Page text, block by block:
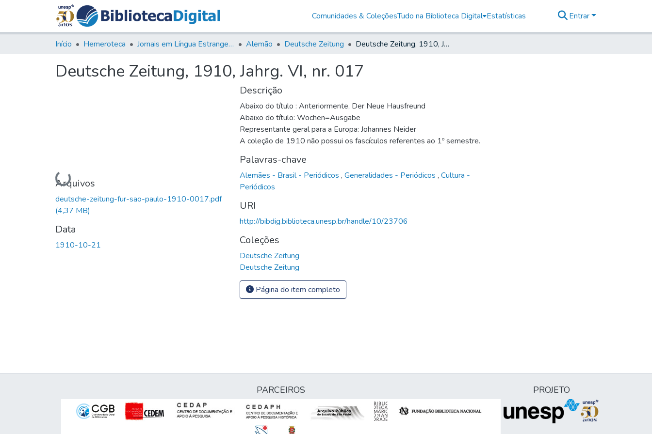
Comunidades & ColeçõesTudo na Biblioteca Digital Estatísticas Entrar
Início Hemeroteca Jornais em Língua Estrangeira Alemão Deutsche Zeitung Deutsche Zeitung, 1910, Jahrg. VI, nr. 017
Deutsche Zeitung, 1910, Jahrg. VI, nr. 017
Carregando...
Arquivos
deutsche-zeitung-fur-sao-paulo-1910-0017.pdf
(4,37 MB)
Data
1910-10-21
Descrição
Abaixo do título : Anteriormente, Der Neue Hausfreund
Abaixo do título: Wochen=Ausgabe
Representante geral para a Europa: Johannes Neider
A coleção de 1910 não possui os fascículos referentes ao 1º semestre.
Palavras-chave
Alemães - Brasil - Periódicos , Generalidades - Periódicos , Cultura -
Periódicos
URI
http://bibdig.biblioteca.unesp.br/handle/10/23706
Coleções
Deutsche Zeitung
Deutsche Zeitung
Página do item completo
PARCEIROS PROJETO